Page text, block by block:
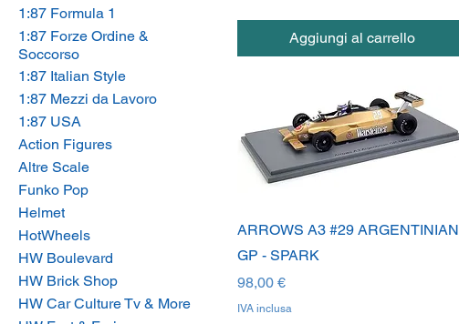
1:87 Formula 1
1:87 Forze Ordine &
Soccorso
1:87 Italian Style
1:87 Mezzi da Lavoro
1:87 USA
Action Figures
Altre Scale
Funko Pop
Helmet
HotWheels
HW Boulevard
HW Brick Shop
HW Car Culture Tv & More
Aggiungi al carrello
ARROWS A3 #29 ARGENTINIAN
GP - SPARK
Prezzo
98,00 €
IVA inclusa